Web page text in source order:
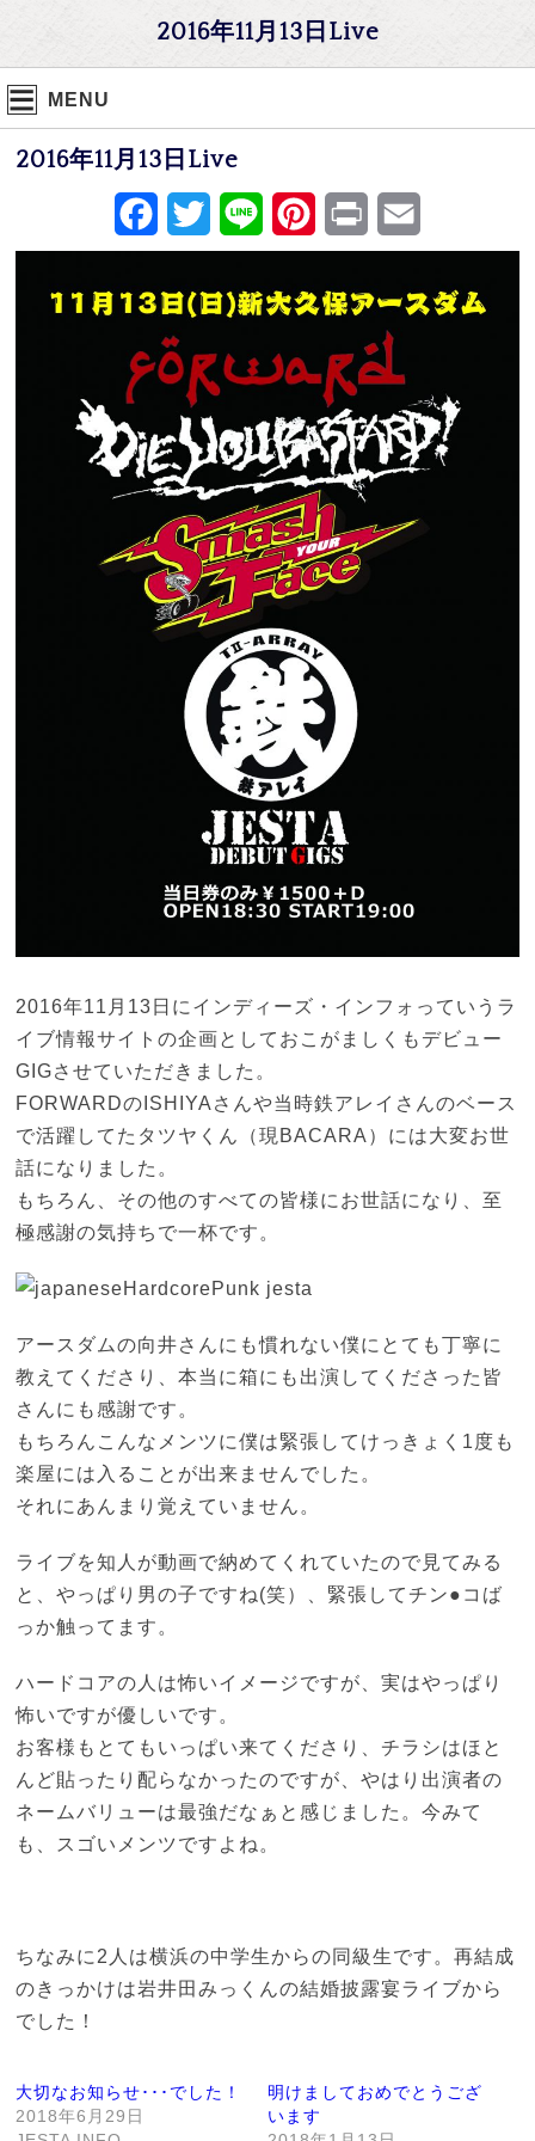
2016年11月13日Live
MENU
2016年11月13日Live
Facebook
Twitter Line Pinterest
Print
2016年11月13日にインディーズ・インフォっていうラ
イブ情報サイトの企画としておこがましくもデビュー
GIGさせていただきました。
FORWARDのISHIYAさんや当時鉄アレイさんのベース
で活躍してたタツヤくん（現BACARA）には大変お世
話になりました。
もちろん、その他のすべての皆様にお世話になり、至
極感謝の気持ちで一杯です。
アースダムの向井さんにも慣れない僕にとても丁寧に
教えてくださり、本当に箱にも出演してくださった皆
さんにも感謝です。
もちろんこんなメンツに僕は緊張してけっきょく1度も
楽屋には入ることが出来ませんでした。
それにあんまり覚えていません。
ライブを知人が動画で納めてくれていたので見てみる
と、やっぱり男の子ですね(笑）、緊張してチン●コば
っか触ってます。
ハードコアの人は怖いイメージですが、実はやっぱり
怖いですが優しいです。
お客様もとてもいっぱい来てくださり、チラシはほと
んど貼ったり配らなかったのですが、やはり出演者の
ネームバリューは最強だなぁと感じました。今みて
も、スゴいメンツですよね。
ちなみに2人は横浜の中学生からの同級生です。再結成
のきっかけは岩井田みっくんの結婚披露宴ライブから
でした！
大切なお知らせ･･･でした！
2018年6月29日
明けましておめでとうござ
います